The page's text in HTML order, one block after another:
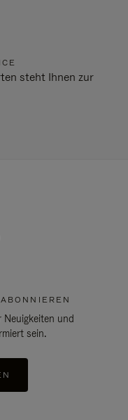
steht Ihnen zur
und
sein.